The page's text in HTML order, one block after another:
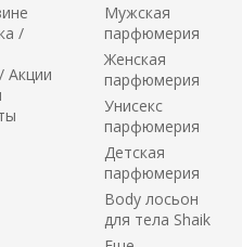
/
Акции
Мужская
парфюмерия
Женская
парфюмерия
Унисекс
парфюмерия
Детская
парфюмерия
Body лосьон
для тела Shaik